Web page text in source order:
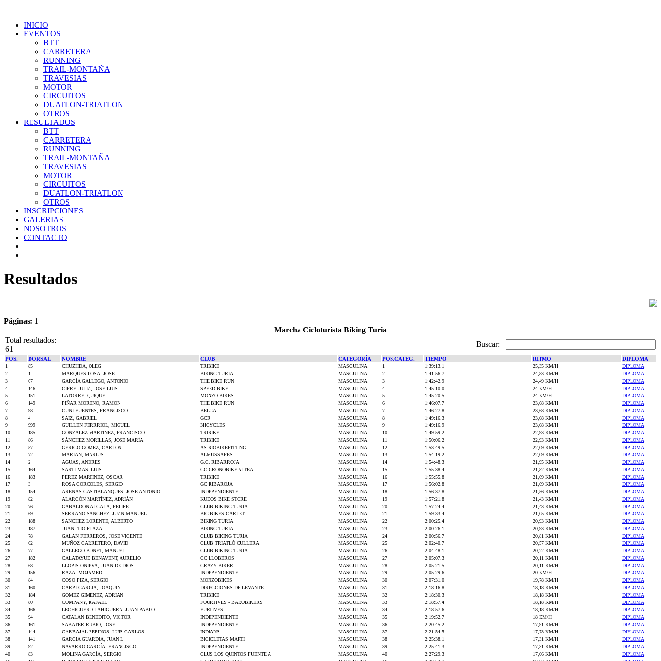
INICIO
EVENTOS
BTT
CARRETERA
RUNNING
TRAIL-MONTAÑA
TRAVESIAS
MOTOR
CIRCUITOS
DUATLON-TRIATLON
OTROS
RESULTADOS
BTT
CARRETERA
RUNNING
TRAIL-MONTAÑA
TRAVESIAS
MOTOR
CIRCUITOS
DUATLON-TRIATLON
OTROS
INSCRIPCIONES
GALERIAS
NOSOTROS
CONTACTO
Resultados
Páginas: 1
Marcha Cicloturista Biking Turia
Total resultados:
61
Buscar:
POS. DORSAL NOMBRE CLUB CATEGORÍA POS.CATEG. TIEMPO RITMO DIPLOMA
1 85 CHUZHDA, OLEG TRIBIKE MASCULINA 1 1:39:13.1 25,35 KM/H
DIPLOMA
2
1 MARQUES LOSA, JOSE BIKING TURIA MASCULINA 2 1:41:56.7 24,83 KM/H
DIPLOMA
3
67 GARCÍA GALLEGO, ANTONIO THE BIKE RUN MASCULINA 3 1:42:42.9 24,49 KM/H
DIPLOMA
4
146 CIFRE JULIA, JOSE LUIS SPEED BIKE MASCULINA 4 1:45:10.0 24 KM/H
DIPLOMA
5
151 LATORRE, QUIQUE MONZO BIKES MASCULINA 5 1:45:20.5 24 KM/H
DIPLOMA
6
149 PIÑAR MORENO, RAMON THE BIKE RUN MASCULINA 6 1:46:07.7 23,68 KM/H
DIPLOMA
7
98 CUNI FUENTES, FRANCISCO BELGA MASCULINA 7 1:46:27.8 23,68 KM/H
DIPLOMA
8
4 SAIZ, GABRIEL GCR MASCULINA 8 1:49:16.3 23,08 KM/H
DIPLOMA
9
999 GUILLEN FERRRIOL, MIGUEL 3HCYCLES MASCULINA 9 1:49:16.9 23,08 KM/H
DIPLOMA
10
185 GONZALEZ MARTINEZ, FRANCISCO TRIBIKE MASCULINA 10 1:49:59.2 22,93 KM/H
DIPLOMA
11
86 SÁNCHEZ MORILLAS, JOSE MARÍA TRIBIKE MASCULINA 11 1:50:06.2 22,93 KM/H
DIPLOMA
12
57 GERICO GOMEZ, CARLOS AS-BIOBIKEFITTING MASCULINA 12 1:53:49.5 22,09 KM/H
DIPLOMA
13
72 MARIAN, MARIUS ALMUSSAFES MASCULINA 13 1:54:19.2 22,09 KM/H
DIPLOMA
14
2 AGUAS, ANDRES G.C. RIBARROJA MASCULINA 14 1:54:48.3 21,95 KM/H
DIPLOMA
15
164 SARTI MAS, LUIS CC CRONOBIKE ALTEA MASCULINA 15 1:55:38.4 21,82 KM/H
DIPLOMA
16
183 PEREZ MARTINEZ, OSCAR TRIBIKE MASCULINA 16 1:55:55.8 21,69 KM/H
DIPLOMA
17
3 ROSA CORCOLES, SERGIO GC RIBAROJA MASCULINA 17 1:56:02.8 21,69 KM/H
DIPLOMA
18
154 ARENAS CASTIBLANQUES, JOSE ANTONIO INDEPENDIENTE MASCULINA 18 1:56:37.8 21,56 KM/H
DIPLOMA
19
82 ALARCÓN MARTÍNEZ, ADRIÁN KUDOS BIKE STORE MASCULINA 19 1:57:21.8 21,43 KM/H
DIPLOMA
20
76 GABALDON ALCALA, FELIPE CLUB BIKING TURIA MASCULINA 20 1:57:24.4 21,43 KM/H
DIPLOMA
21
69 SERRANO SÁNCHEZ, JUAN MANUEL BIG BIKES CARLET MASCULINA 21 1:59:33.4 21,05 KM/H
DIPLOMA
22
188 SANCHEZ LORENTE, ALBERTO BIKING TURIA MASCULINA 22 2:00:25.4 20,93 KM/H
DIPLOMA
23
187 JUAN, TIO PLAZA BIKING TURIA MASCULINA 23 2:00:26.1 20,93 KM/H
DIPLOMA
24
78 GALAN FERREROS, JOSE VICENTE CLUB BIKING TURIA MASCULINA 24 2:00:56.7 20,81 KM/H
DIPLOMA
25
62 MUÑOZ CARRETERO, DAVID CLUB TRIATLÒ CULLERA MASCULINA 25 2:02:40.7 20,57 KM/H
DIPLOMA
26
77 GALLEGO BONET, MANUEL CLUB BIKING TURIA MASCULINA 26 2:04:48.1 20,22 KM/H
DIPLOMA
27
182 CALATAYUD BENAVENT, AURELIO CC LLOBEROS MASCULINA 27 2:05:07.3 20,11 KM/H
DIPLOMA
28
68 LLOPIS ONIEVA, JUAN DE DIOS CRAZY BIKER MASCULINA 28 2:05:21.5 20,11 KM/H
DIPLOMA
29
156 RAZA, MOJAMED INDEPENDIENTE MASCULINA 29 2:05:29.6 20 KM/H
DIPLOMA
30
84 COSO PIZA, SERGIO MONZOBIKES MASCULINA 30 2:07:31.0 19,78 KM/H
DIPLOMA
31
160 CARPI GARCIA, JOAQUIN DIRECCIONES DE LEVANTE MASCULINA 31 2:18:16.8 18,18 KM/H
DIPLOMA
32
184 GOMEZ GIMENEZ, ADRIAN TRIBIKE MASCULINA 32 2:18:30.3 18,18 KM/H
DIPLOMA
33
80 COMPANY, RAFAEL FOURTIVES - BAROBIKERS MASCULINA 33 2:18:57.4 18,18 KM/H
DIPLOMA
34
166 LECHIGUERO LAHIGUERA, JUAN PABLO FURTIVES MASCULINA 34 2:18:57.6 18,18 KM/H
DIPLOMA
35
94 CATALAN BENEDITO, VICTOR INDEPENDIENTE MASCULINA 35 2:19:52.7 18 KM/H
DIPLOMA
36
161 SABATER RUBIO, JOSE INDEPENDIENTE MASCULINA 36 2:20:45.2 17,91 KM/H
DIPLOMA
37
144 CARBAJAL PEPINOS, LUIS CARLOS INDIANS MASCULINA 37 2:21:54.5 17,73 KM/H
DIPLOMA
38
141 GARCIA GUARDIA, JUAN L BICICLETAS MARTI MASCULINA 38 2:25:38.1 17,31 KM/H
DIPLOMA
39
92 NAVARRO GARCÍA, FRANCISCO INDEPENDIENTE MASCULINA 39 2:25:41.3 17,31 KM/H
DIPLOMA
40
83 MOLINA GARCÍA, SERGIO CLUS LOS QUINTOS FUENTE A MASCULINA 40 2:27:29.3 17,06 KM/H
DIPLOMA